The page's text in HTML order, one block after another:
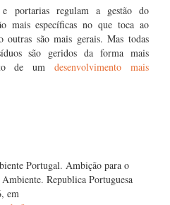
portarias regulam a gestão do
mais específicas no que toca ao
outras são mais gerais. Mas todas
são geridos da forma mais
de umdesenvolvimento mais
Portugal. Ambição para o
Republica Portuguesa
em